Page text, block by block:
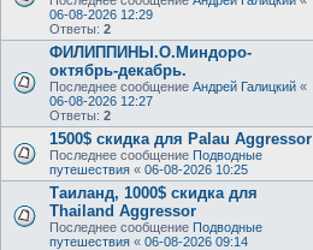
06-08-2026 12:29
Ответы: 2
ФИЛИППИНЫ.О.Миндоро-
октябрь-декабрь.
Последнее сообщение Андрей Галицкий «
06-08-2026 12:27
Ответы: 2
1500$ скидка для Palau Aggressor
Последнее сообщение Подводные
путешествия « 06-08-2026 10:25
Таиланд, 1000$ скидка для
Thailand Aggressor
Последнее сообщение Подводные
путешествия « 06-08-2026 09:14